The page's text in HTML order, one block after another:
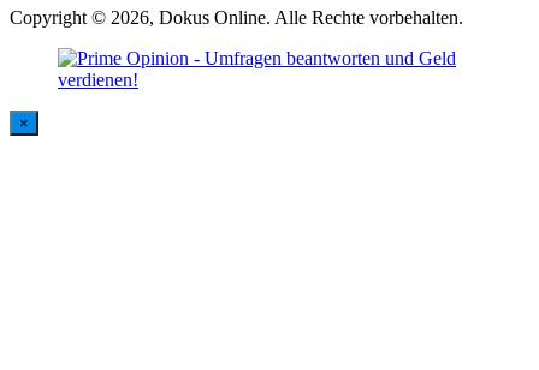
Copyright © 2026, Dokus Online. Alle Rechte vorbehalten.
×